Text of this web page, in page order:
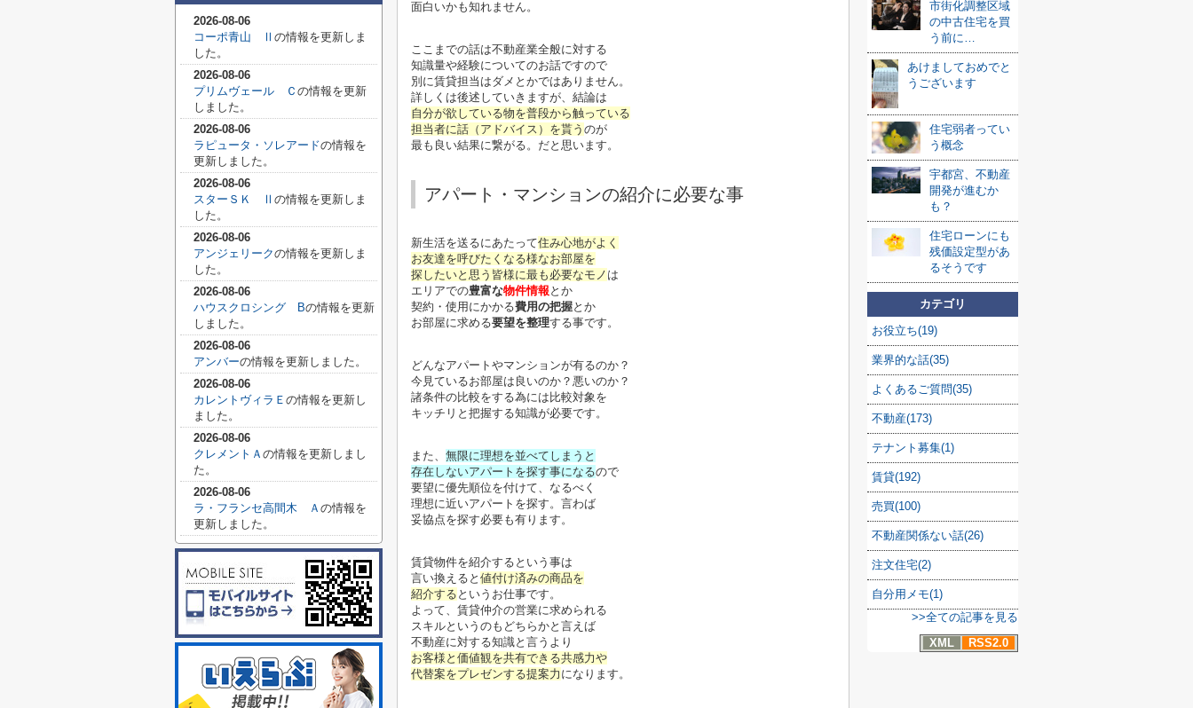
面白いかも知れません。
ここまでの話は不動産業全般に対する
知識量や経験についてのお話ですので
別に賃貸担当はダメとかではありません。
詳しくは後述していきますが、結論は
自分が欲している物を普段から触っている
担当者に話（アドバイス）を貰う のが
最も良い結果に繋がる。だと思います。
アパート・マンションの紹介に必要な事
新生活を送るにあたって住み心地がよく
お友達を呼びたくなる様なお部屋を
探したいと思う皆様に最も必要なモノ は
エリアでの豊富な物件情報 とか
契約・使用にかかる費用の把握とか
お部屋に求める要望を整理する事です。
どんなアパートやマンションが有るのか？
今見ているお部屋は良いのか？悪いのか？
諸条件の比較をする為には比較対象を
キッチリと把握する知識が必要です。
また、 無限に理想を並べてしまうと
存在しないアパートを探す事になるので
要望に優先順位を付けて、なるべく
理想に近いアパートを探す。言わば
妥協点を探す必要も有ります。
賃貸物件を紹介するという事は
言い換えると 値付け済みの商品を
紹介する というお仕事です。
よって、賃貸仲介の営業に求められる
スキルというのもどちらかと言えば
不動産に対する知識と言うより
お客様と価値観を共有できる共感力や
代替案をプレゼンする提案力 になります。
市街化調整区域
の中古住宅を買
う前に…
あけましておめでと
うございます
住宅弱者ってい
う概念
宇都宮、不動産
開発が進むか
も？
住宅ローンにも
残価設定型があ
るそうです
カテゴリ
お役立ち(19)
業界的な話(35)
よくあるご質問(35)
不動産(173)
テナント募集(1)
賃貸(192)
売買(100)
不動産関係ない話(26)
注文住宅(2)
自分用メモ(1)
>>全ての記事を見る
XML
RSS2.0
2026-08-06
コーポ青山 Ⅱ の情報を更新しま
した。
2026-08-06
プリムヴェール Ｃ の情報を更新
しました。
2026-08-06
ラピュータ・ソレアードの情報を
更新しました。
2026-08-06
スターＳＫ Ⅱ の情報を更新しま
した。
2026-08-06
アンジェリークの情報を更新しま
した。
2026-08-06
ハウスクロシング Bの情報を更新
しました。
2026-08-06
アンバーの情報を更新しました。
2026-08-06
カレントヴィラＥ の情報を更新し
ました。
2026-08-06
クレメントＡ の情報を更新しまし
た。
2026-08-06
ラ・フランセ高間木 Ａ の情報を
更新しました。